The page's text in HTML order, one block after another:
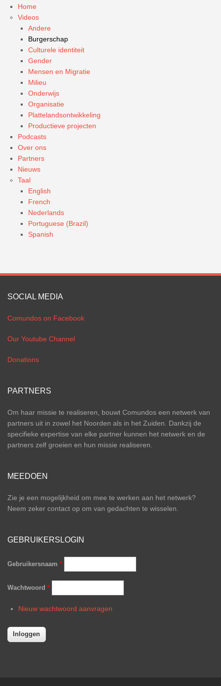
Home
Videos
Andere
Burgerschap
Culturele identiteit
Gender
Mensen en Migratie
Milieu
Onderwijs
Organisatie
Plattelandsontwikkeling
Productieve projecten
Podcasts
Over ons
Partners
Nieuws
Taal
English
French
Nederlands
Portuguese (Brazil)
Spanish
SOCIAL MEDIA
Comundos on Facebook
Our Youtube Channel
Donations
PARTNERS
Om haar missie te realiseren, bouwt Comundos een netwerk van
partners uit in zowel het Noorden als in het Zuiden. Dankzij de
specifieke expertise van elke partner kunnen het netwerk en de
partners zelf groeien en hun missie realiseren.
MEEDOEN
Zie je een mogelijkheid om mee te werken aan het netwerk?
Neem zeker contact op om van gedachten te wisselen.
GEBRUIKERSLOGIN
Gebruikersnaam *
Wachtwoord *
Nieuw wachtwoord aanvragen